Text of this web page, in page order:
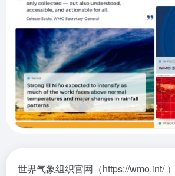
世界气象组织官网（https://wmo.int/